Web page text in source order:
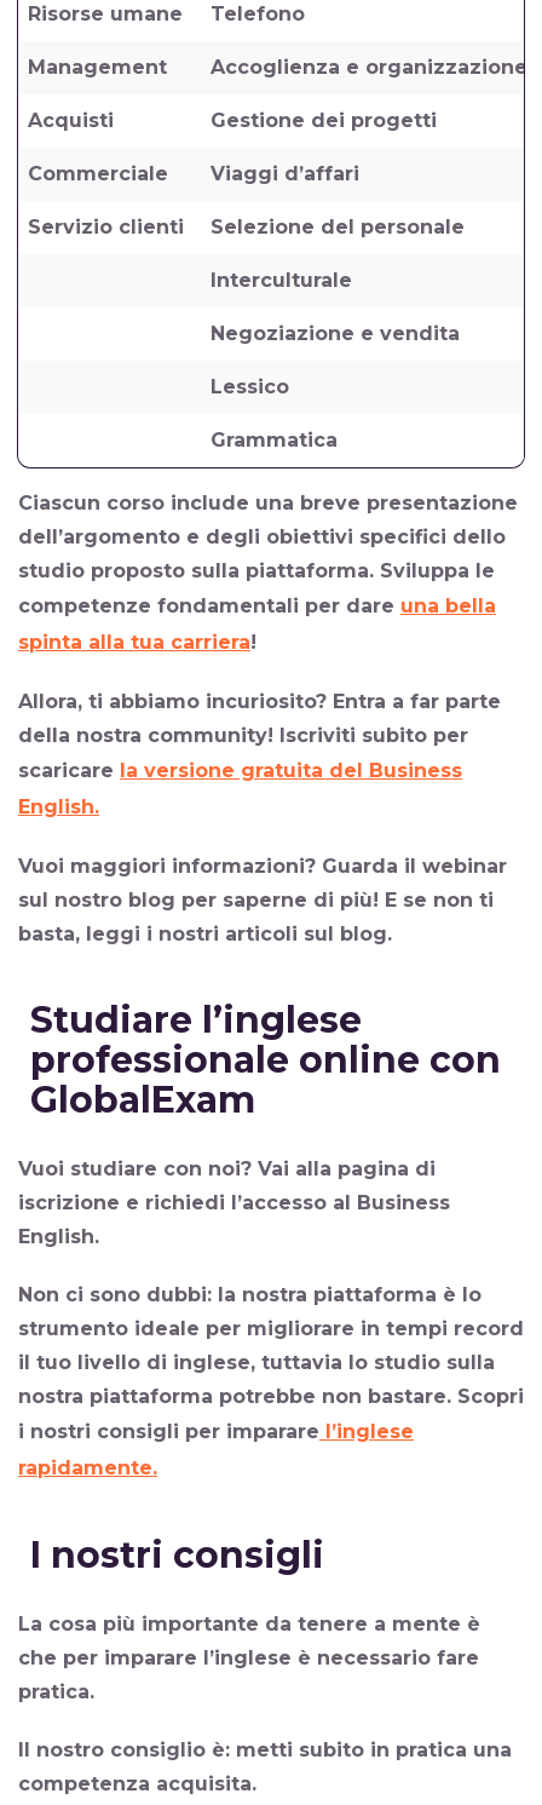
Risorse umane Telefono
Management Accoglienza e organizzazione
Acquisti Gestione dei progetti
Commerciale Viaggi d’affari
Servizio clienti Selezione del personale
Interculturale
Negoziazione e vendita
Lessico
Grammatica
Ciascun corso include una breve presentazione
dell’argomento e degli obiettivi specifici dello
studio proposto sulla piattaforma. Sviluppa le
competenze fondamentali per dare una bella
spinta alla tua carriera!
Allora, ti abbiamo incuriosito? Entra a far parte
della nostra community! Iscriviti subito per
scaricare la versione gratuita del Business
English.
Vuoi maggiori informazioni? Guarda il webinar
sul nostro blog per saperne di più! E se non ti
basta, leggi i nostri articoli sul blog.
Studiare l’inglese
professionale online con
GlobalExam
Vuoi studiare con noi? Vai alla pagina di
iscrizione e richiedi l’accesso al Business
English.
Non ci sono dubbi: la nostra piattaforma è lo
strumento ideale per migliorare in tempi record
il tuo livello di inglese, tuttavia lo studio sulla
nostra piattaforma potrebbe non bastare. Scopri
i nostri consigli per imparare l’inglese
rapidamente.
I nostri consigli
La cosa più importante da tenere a mente è
che per imparare l’inglese è necessario fare
pratica.
Il nostro consiglio è: metti subito in pratica una
competenza acquisita.